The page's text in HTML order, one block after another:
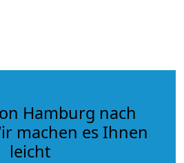
Hamburg nach
machen es Ihnen
leicht